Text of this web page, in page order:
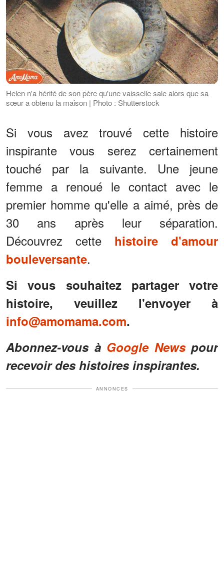
Helen n'a hérité de son père qu'une vaisselle sale alors que sa
sœur a obtenu la maison | Photo : Shutterstock
Si vous avez trouvé cette histoire
inspirante vous serez certainement
touché par la suivante. Une jeune
femme a renoué le contact avec le
premier homme qu'elle a aimé, près de
30 ans après leur séparation.
Découvrez cette histoire d'amour
bouleversante.
Si vous souhaitez partager votre
histoire, veuillez l'envoyer à
info@amomama.com.
Abonnez-vous à Google Newspour
recevoir des histoires inspirantes.
ANNONCES